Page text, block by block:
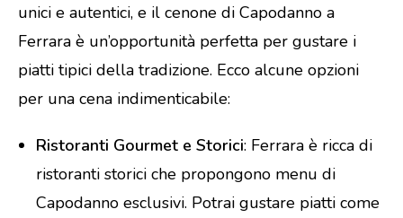
unici e autentici, e il cenone di Capodanno a
Ferrara è un’opportunità perfetta per gustare i
piatti tipici della tradizione. Ecco alcune opzioni
per una cena indimenticabile:
Ristoranti Gourmet e Storici: Ferrara è ricca di
ristoranti storici che propongono menu di
Capodanno esclusivi. Potrai gustare piatti come